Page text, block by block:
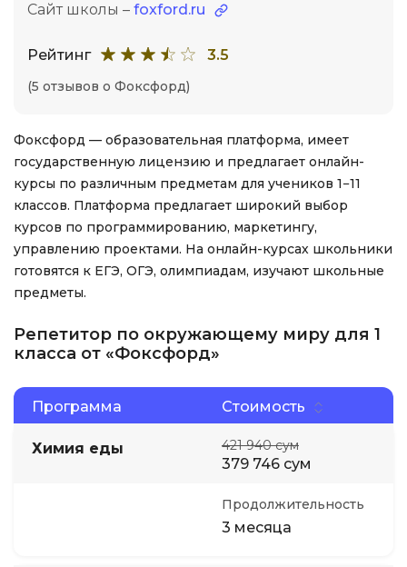
Сайт школы – foxford.ru
Рейтинг 3.5
(5 отзывов о Фоксфорд)
Фоксфорд — образовательная платформа, имеет
государственную лицензию и предлагает онлайн-
курсы по различным предметам для учеников 1−11
классов. Платформа предлагает широкий выбор
курсов по программированию, маркетингу,
управлению проектами. На онлайн-курсах школьники
готовятся к ЕГЭ, ОГЭ, олимпиадам, изучают школьные
предметы.
Репетитор по окружающему миру для 1
класса от «Фоксфорд»
Программа Стоимость
Химия еды 421 940 сум
379 746 сум
Продолжительность
3 месяца